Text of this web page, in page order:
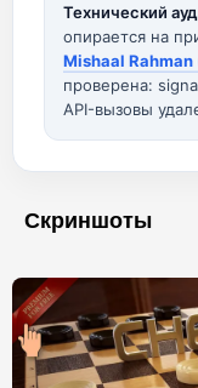
Технический
опирается на
Mishaal Rahman
проверена:
API-вызовы
Скриншоты